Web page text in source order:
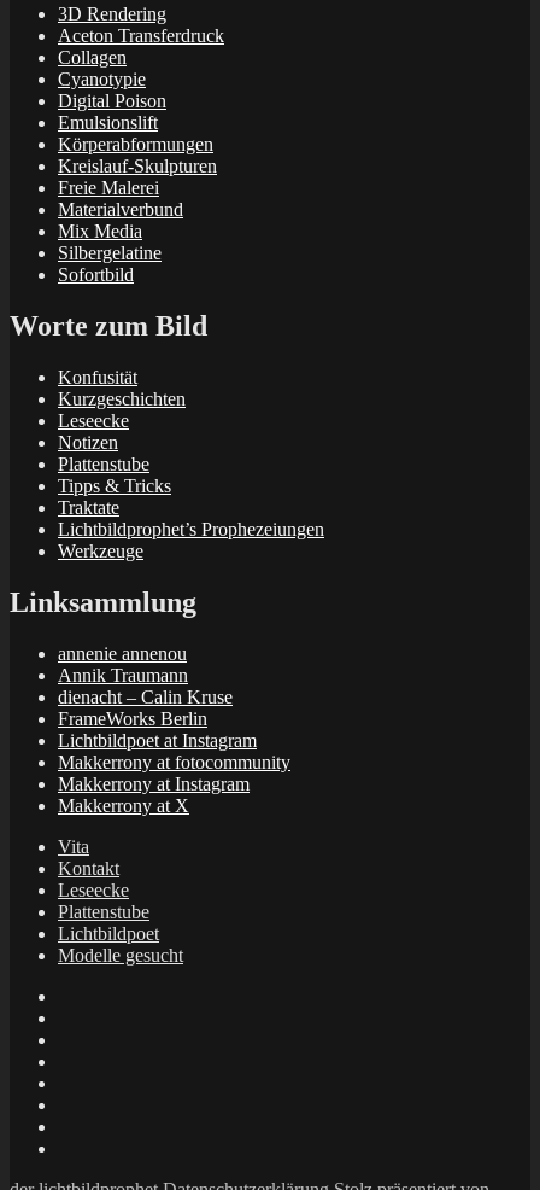
3D Rendering
Aceton Transferdruck
Collagen
Cyanotypie
Digital Poison
Emulsionslift
Körperabformungen
Kreislauf-Skulpturen
Freie Malerei
Materialverbund
Mix Media
Silbergelatine
Sofortbild
Worte zum Bild
Konfusität
Kurzgeschichten
Leseecke
Notizen
Plattenstube
Tipps & Tricks
Traktate
Lichtbildprophet’s Prophezeiungen
Werkzeuge
Linksammlung
annenie annenou
Annik Traumann
dienacht – Calin Kruse
FrameWorks Berlin
Lichtbildpoet at Instagram
Makkerrony at fotocommunity
Makkerrony at Instagram
Makkerrony at X
Vita
Kontakt
Leseecke
Plattenstube
Lichtbildpoet
Modelle gesucht